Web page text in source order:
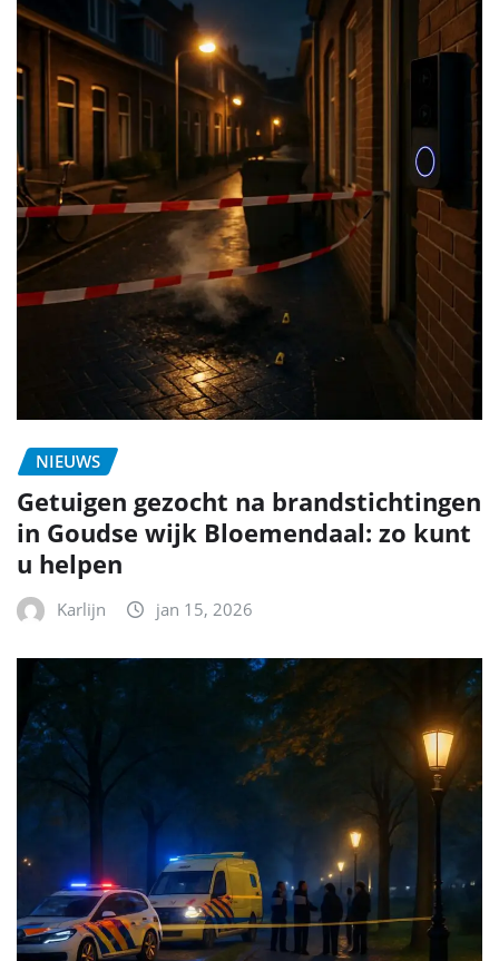
NIEUWS
Getuigen gezocht na brandstichtingen
in Goudse wijk Bloemendaal: zo kunt
u helpen
Karlijn jan 15, 2026